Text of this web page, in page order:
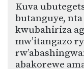
Kuva
butanguye,
kwubahiriza
mw’itangazo
abakorewe